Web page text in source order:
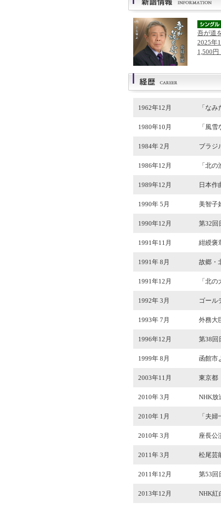
吾が道
2025年
1,500
1962年12月 「な
1980年10月 「風
1984年 2月 ブラジ
1986年12月 「北
1989年12月 日本作
1990年 5月 美智子
1990年12月 第32回
1991年11月 紺綬褒
1991年 8月 故郷・
1991年12月 「北
1992年 3月 ゴール
1993年 7月 外務大
1996年12月 第38回
1999年 8月 函館市
2003年11月 東京都
2010年 3月 NHK放
2010年 1月 「夫
2010年 3月 座長公
2011年 3月 松尾芸
2011年12月 第53回
2013年12月 NHK紅